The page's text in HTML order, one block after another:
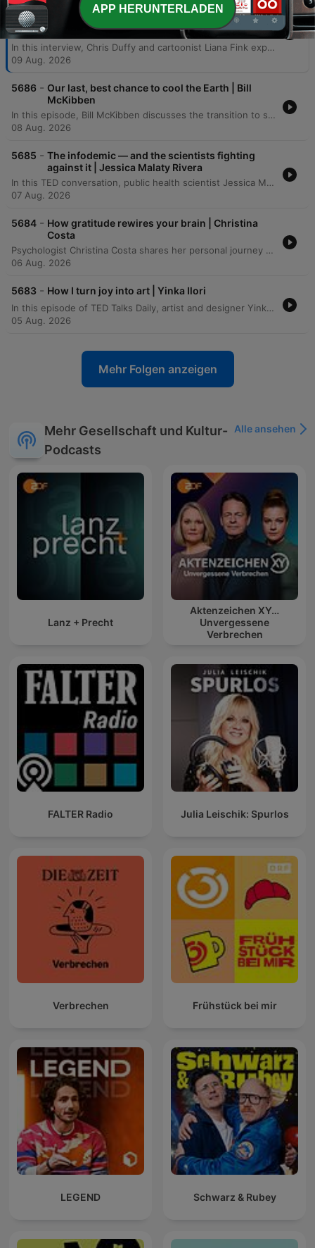
5687 - Sunday Pick: How to solve your problems
through drawing (w/ Liana Finck) | How to Be a
Better Human
In this interview, Chris Duffy and cartoonist Liana Fink explore how drawing serves as a powerful tool for self-discovery, problem-solving, and navigating personal truths. Fink discusses her transition from lighthearted cartoons to more autobiographical work, detailing how she uses simple symbolic imagery to process experiences like social anxiety, gender, and identity. The conversation also delves into the creative process, covering visual styles, managing idea repositories through email, and the evolution of emotional themes like rage and sadness with age. Fink concludes by reflecting on her Jewish heritage and her perspective on faith and believing in something larger than oneself.
09 Aug. 2026
5686 - Our last, best chance to cool the Earth | Bill
McKibben
In this episode, Bill McKibben discusses the transition to solar and wind energy, arguing that renewable power has moved from an idealistic goal to an economic inevitability. He explores how the decreasing cost of renewables compared to fossil fuels is driving a global shift toward energy sovereignty and could potentially reduce geopolitical conflicts driven by resource scarcity. McKibben further emphasizes the importance of moving beyond individual consumer choices toward collective political action. He highlights the need for community organizing and building resilient, localized energy systems to address the systemic challenges of climate change and protect democracy.
08 Aug. 2026
5685 - The infodemic — and the scientists fighting
against it | Jessica Malaty Rivera
In this TED conversation, public health scientist Jessica Malady Rivera discusses the dual challenge of managing both biological pathogens and the outbreak of misinformation. She emphasizes the importance of bridging the gap between scientific institutions and the public through transparent communication, storytelling, and building trust rather than demanding obedience. The speakers also explore the necessity of multidisciplinary approaches and transparency to rebuild public trust in science following recent global crises. The conversation examines the challenges of making invisible public health successes visible and the personal motivations that drive the speaker to continue her work despite facing misinformation and threats.
07 Aug. 2026
5684 - How gratitude rewires your brain | Christina
Costa
Psychologist Christina Costa shares her personal journey of navigating an anaplastic astrocytoma diagnosis by rejecting the common 'fight narrative' in favor of a practice rooted in gratitude. Drawing from her background in positive psychology and neuroscience, she discusses how the language of battle can become burdensome and proposes using neuroplasticity to intentionally activate gratitude circuits in the brain. The episode explores the science behind well-being, specifically how gratitude affects the medial prefrontal cortex to help manage negative emotions and restructure harmful thoughts. Costa illustrates her method through the ritual of 'kissing your brain,' a practice used to foster resilience and find peace amidst the challenges of cancer treatment.
06 Aug. 2026
5683 - How I turn joy into art | Yinka Ilori
In this episode of TED Talks Daily, artist and designer Yinka Ilori explores the concept of transgenerational joy. He argues that joy is not merely an individual achievement to be chased, but a shared inheritance planted by our families, communities, and ancestors. Drawing from his upbringing in London as the son of Nigerian immigrants, Ilori describes how the rituals, symbols, and communal gatherings of his parents served as seeds of joy. Through visual storytelling, he demonstrates how we can uncover, visualize, and ultimately pass on these inherited stories to future generations.
05 Aug. 2026
Mehr Folgen anzeigen
Mehr Gesellschaft und Kultur-
Podcasts
Alle ansehen
Lanz + Precht
Aktenzeichen XY…
Unvergessene
Verbrechen
FALTER Radio Julia Leischik: Spurlos
Verbrechen Frühstück bei mir
LEGEND Schwarz & Rubey
APP HERUNTERLADEN